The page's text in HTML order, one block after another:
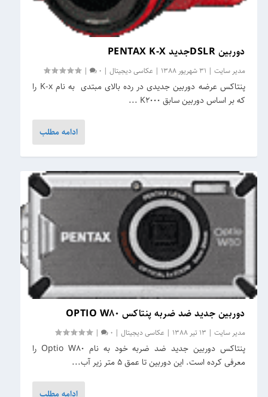
دوربین DSLRجدید PENTAX K-X
مدیر سایت | 31 شهریور 1388 |عکاسی دیجیتال |
0
|
پنتاکس عرضه دوربین جدیدی در رده بالای مبتدی به نام K-x را
که بر اساس دوربین سابق K2000 ...
ادامه مطلب
دوربین جدید ضد ضربه پنتاکس OPTIO W80
مدیر سایت | 13 تیر 1388 |عکاسی دیجیتال |
0
|
پنتاکس دوربین جدید ضد ضربه خود به نام Optio W80 را
معرفی کرده است. این دوربین تا عمق 5 متر زیر آب...
ادامه مطلب